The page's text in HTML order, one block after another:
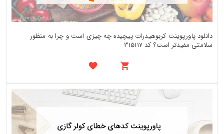
دانلود پاورپوینت کربوهیدرات پیچیده چه چیزی است و چرا به منظور
سلامتی مفیدتر است؟ کد 315117